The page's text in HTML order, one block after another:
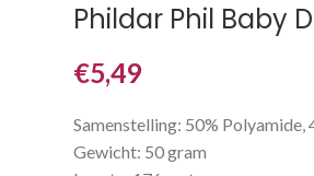
Phildar Phil Baby
€5,49
Samenstelling: 50% Polyamide,
Gewicht: 50 gram